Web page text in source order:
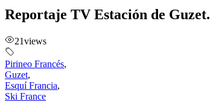
Reportaje TV Estación de Guzet.
21views
Pirineo Francés,
Guzet,
Esquí Francia,
Ski France